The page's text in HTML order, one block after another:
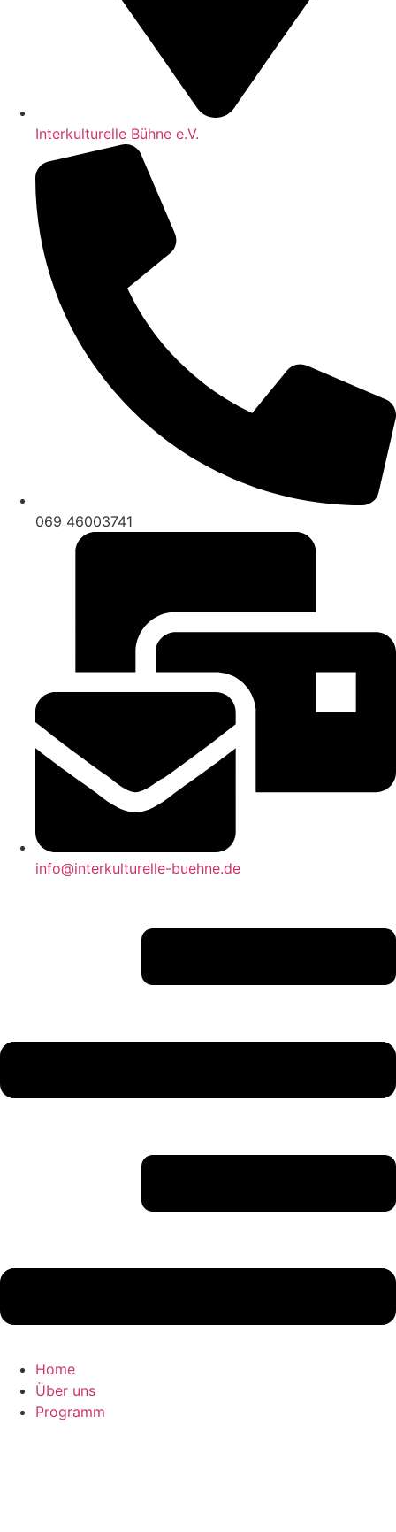
Interkulturelle Bühne e.V.
069 46003741
info@interkulturelle-buehne.de
Home
Über uns
Programm